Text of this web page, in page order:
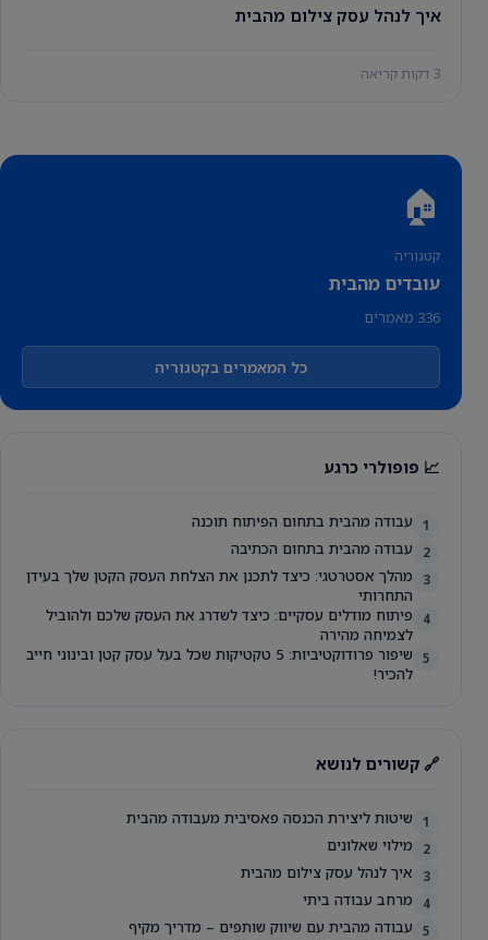
איך לנהל עסק צילום מהבית
3 דקות קריאה
🏠
קטגוריה
עובדים מהבית
336 מאמרים
כל המאמרים בקטגוריה
📈 פופולרי כרגע
1 עבודה מהבית בתחום הפיתוח תוכנה
2 עבודה מהבית בתחום הכתיבה
3
מהלך אסטרטגי: כיצד לתכנן את הצלחת העסק הקטן שלך בעידן
התחרותי
4
פיתוח מודלים עסקיים: כיצד לשדרג את העסק שלכם ולהוביל
לצמיחה מהירה
5
שיפור פרודוקטיביות: 5 טקטיקות שכל בעל עסק קטן ובינוני חייב
להכיר!
🔗 קשורים לנושא
1 שיטות ליצירת הכנסה פאסיבית מעבודה מהבית
2 מילוי שאלונים
3 איך לנהל עסק צילום מהבית
4 מרחב עבודה ביתי
5 עבודה מהבית עם שיווק שותפים – מדריך מקיף